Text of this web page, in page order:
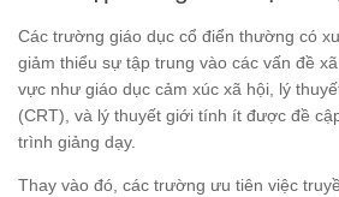
Các trường giáo dục cổ điển thường có
giảm thiểu sự tập trung vào các vấn đề
vực như giáo dục cảm xúc xã hội, lý
(CRT), và lý thuyết giới tính ít được đề
trình giảng dạy.
Thay vào đó, các trường ưu tiên việc